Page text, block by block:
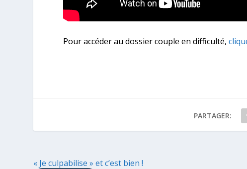
Pour accéder au dossier couple en difficulté,
PARTAGER:
« Je culpabilise » et c’est bien !